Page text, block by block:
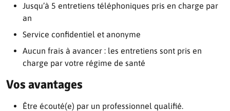
Jusqu’à 5 entretiens téléphoniques pris en charge par
an
Service confidentiel et anonyme
Aucun frais à avancer : les entretiens sont pris en
charge par votre régime de santé
Vos avantages
Être écouté(e) par un professionnel qualifié.